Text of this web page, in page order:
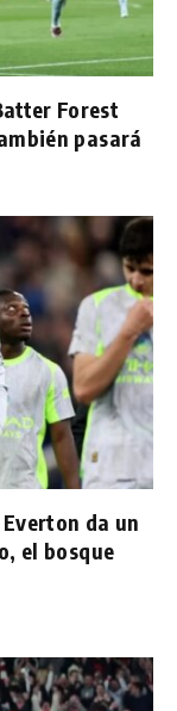
Forest
pasará
da un
el bosque